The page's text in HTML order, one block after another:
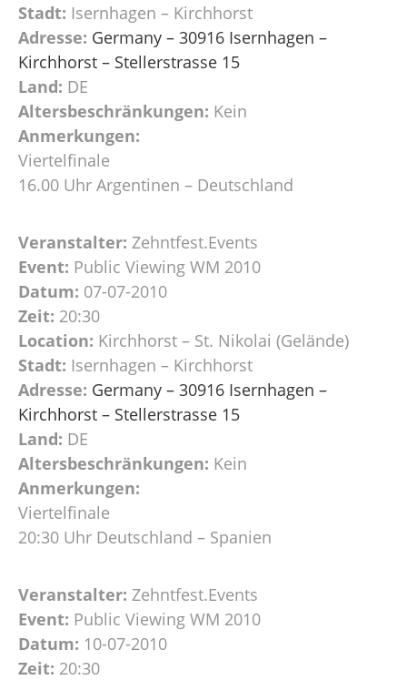
Stadt: Isernhagen – Kirchhorst
Adresse: Germany – 30916 Isernhagen –
Kirchhorst – Stellerstrasse 15
Land: DE
Altersbeschränkungen: Kein
Anmerkungen:
Viertelfinale
16.00 Uhr Argentinen – Deutschland
Veranstalter: Zehntfest.Events
Event: Public Viewing WM 2010
Datum: 07-07-2010
Zeit: 20:30
Location: Kirchhorst – St. Nikolai (Gelände)
Stadt: Isernhagen – Kirchhorst
Adresse: Germany – 30916 Isernhagen –
Kirchhorst – Stellerstrasse 15
Land: DE
Altersbeschränkungen: Kein
Anmerkungen:
Viertelfinale
20:30 Uhr Deutschland – Spanien
Veranstalter: Zehntfest.Events
Event: Public Viewing WM 2010
Datum: 10-07-2010
Zeit: 20:30